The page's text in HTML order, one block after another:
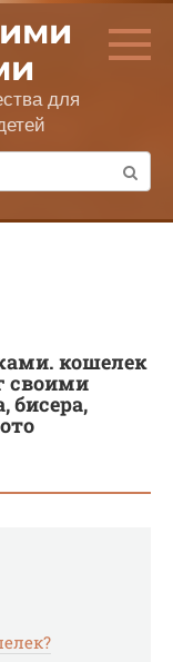
для
кошелек
своими
бисера,